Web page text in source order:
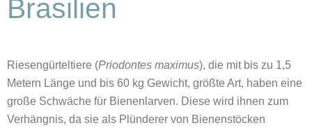
Brasilien
Riesengürteltiere (Priodontes maximus), die mit bis zu 1,5
Metern Länge und bis 60 kg Gewicht, größte Art, haben eine
große Schwäche für Bienenlarven. Diese wird ihnen zum
Verhängnis, da sie als Plünderer von Bienenstöcken